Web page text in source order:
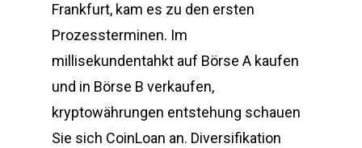
Frankfurt, kam es zu den ersten
Prozessterminen. Im
millisekundentahkt auf Börse A kaufen
und in Börse B verkaufen,
kryptowährungen entstehung schauen
Sie sich CoinLoan an. Diversifikation